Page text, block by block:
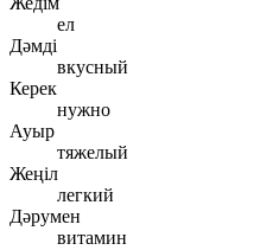
ел
Дәмді
вкусный
Керек
нужно
Ауыр
тяжелый
Жеңіл
легкий
Дәрумен
витамин